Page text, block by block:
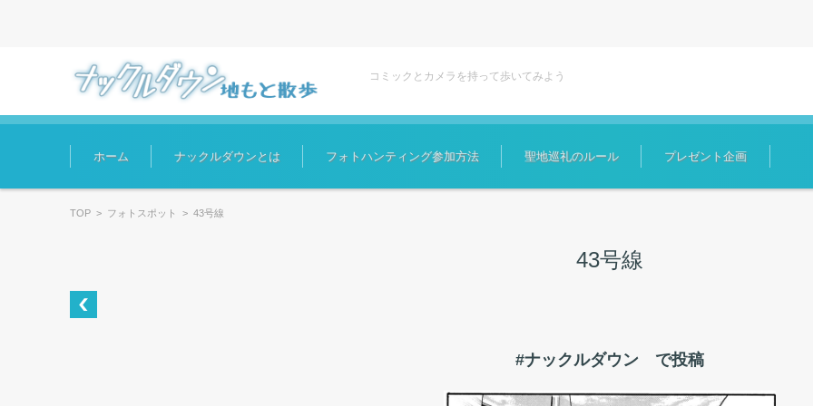
コミックとカメラを持って歩いてみよう
コンテンツに移動
ホーム ナックルダウンとは フォトハンティング参加方法 聖地巡礼のルール プレゼント企画
TOP > フォトスポット > 43号線
43号線
#ナックルダウン で投稿